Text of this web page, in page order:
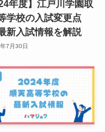
年度】江戸川学園取
学校の入試変更点
新入試情報を解説
7月30日